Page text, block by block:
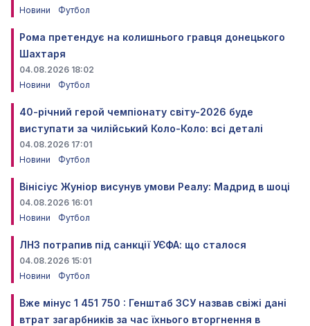
Новини
Футбол
Рома претендує на колишнього гравця донецького
Шахтаря
04.08.2026 18:02
Новини
Футбол
40-річний герой чемпіонату світу-2026 буде
виступати за чилійський Коло-Коло: всі деталі
04.08.2026 17:01
Новини
Футбол
Вінісіус Жуніор висунув умови Реалу: Мадрид в шоці
04.08.2026 16:01
Новини
Футбол
ЛНЗ потрапив під санкції УЄФА: що сталося
04.08.2026 15:01
Новини
Футбол
Вже мінус 1 451 750 : Генштаб ЗСУ назвав свіжі дані
втрат загарбників за час їхнього вторгнення в